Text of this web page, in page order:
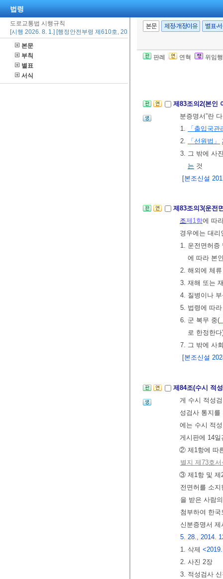
법령
도로교통법 시행규칙
[시행 2026. 8. 1.] [행정안전부령 제610호, 2026. 2. 24., 일부개정]
본문
부칙
별표
서식
본문 제정·개정이유 별표·
판례 연혁 위임
③ 한국도로교
식을 말한다)
2024. 7. 31.>
제83조의2(본인
분증명서”란
1.
「출입국관
2.
「선원법」
3. 그 밖에 사
는 것
[본조신설
제83조의3(운전
조제1항에 따
경우에는 대
1. 운전면허증
에 따라 본
2. 해외에 체
3. 재해 또는
4. 질병이나
5. 법령에 따
6. 군 복무 중(
로 한정한
7. 그 밖에 사
[본조신설
제84조(수시 적
게 수시 적성
성검사 통지
에는 수시 적
게시판에 14
② 제1항에 따
별지 제73호서
③ 제1항 및 제
전면허를 소
을 받은 사람
첨부하여 한
신분증명서
5. 28., 2014.
1. 삭제
2. 사진 2장
3. 적성검사